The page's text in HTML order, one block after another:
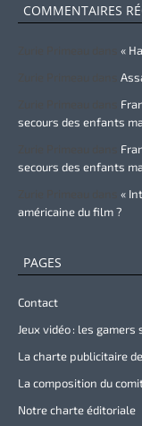
COMMENTAIRES
«
secours des enfants
secours des enfants
«
américaine du film ?
PAGES
Contact
Jeux vidéo : les
La charte publicitaire
La composition du
Notre charte éditoriale